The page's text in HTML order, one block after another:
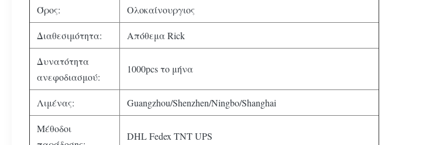
Όρος: Ολοκαίνουργιος
Διαθεσιμότητα: Απόθεμα Rick
Δυνατότητα
ανεφοδιασμού:
1000pcs το μήνα
Λιμένας: Guangzhou/Shenzhen/Ningbo/Shanghai
Μέθοδοι
DHL Fedex TNT UPS